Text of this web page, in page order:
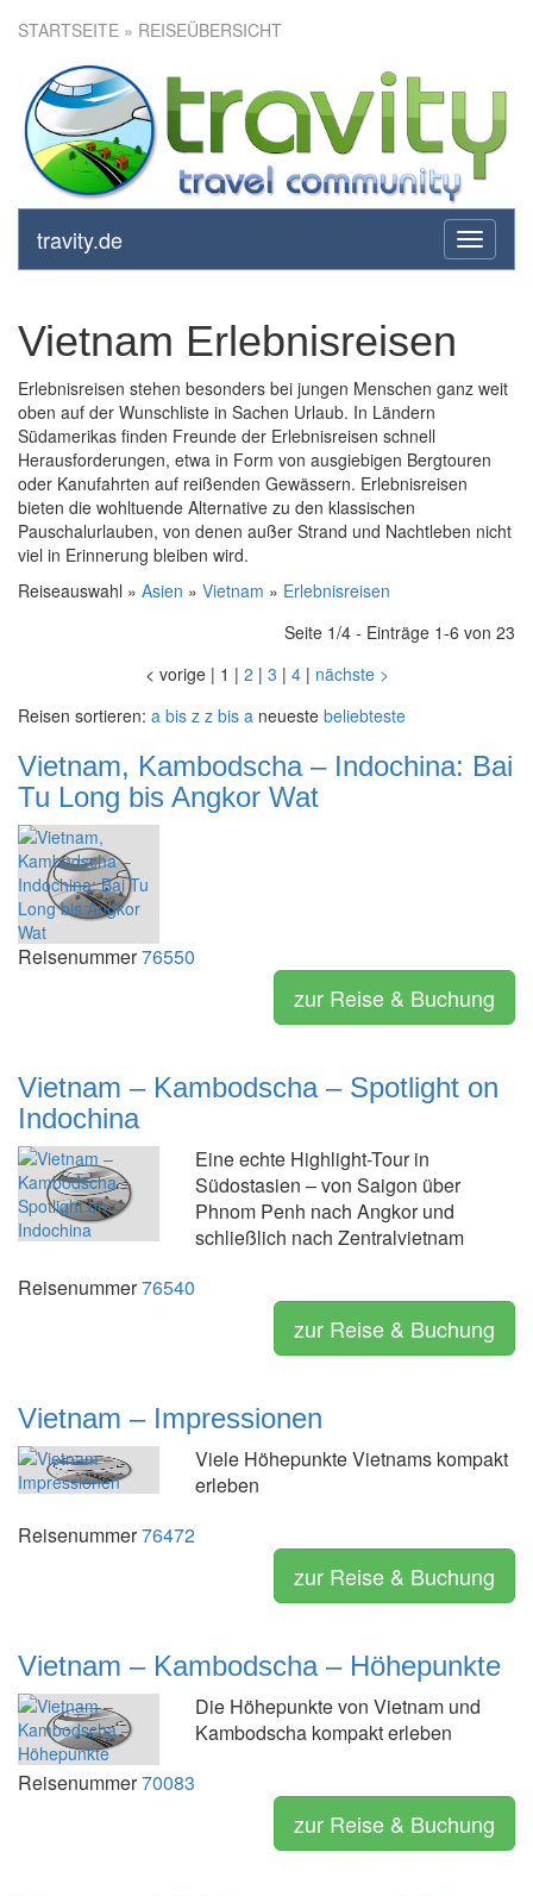
STARTSEITE » REISEÜBERSICHT
toggle
travity.de
Vietnam Erlebnisreisen
Erlebnisreisen stehen besonders bei jungen Menschen ganz weit
oben auf der Wunschliste in Sachen Urlaub. In Ländern
Südamerikas finden Freunde der Erlebnisreisen schnell
Herausforderungen, etwa in Form von ausgiebigen Bergtouren
oder Kanufahrten auf reißenden Gewässern. Erlebnisreisen
bieten die wohltuende Alternative zu den klassischen
Pauschalurlauben, von denen außer Strand und Nachtleben nicht
viel in Erinnerung bleiben wird.
Reiseauswahl » Asien » Vietnam » Erlebnisreisen
Seite 1/4 - Einträge 1-6 von 23
< vorige | 1 | 2 | 3 | 4| nächste >
Reisen sortieren: a bis z z bis a neueste beliebteste
Vietnam, Kambodscha – Indochina: Bai
Tu Long bis Angkor Wat
Reisenummer76550
zur Reise & Buchung
Vietnam – Kambodscha – Spotlight on
Indochina
Eine echte Highlight-Tour in
Südostasien – von Saigon über
Phnom Penh nach Angkor und
schließlich nach Zentralvietnam
Reisenummer76540
zur Reise & Buchung
Vietnam – Impressionen
Viele Höhepunkte Vietnams kompakt
erleben
Reisenummer76472
zur Reise & Buchung
Vietnam – Kambodscha – Höhepunkte
Die Höhepunkte von Vietnam und
Kambodscha kompakt erleben
Reisenummer70083
zur Reise & Buchung